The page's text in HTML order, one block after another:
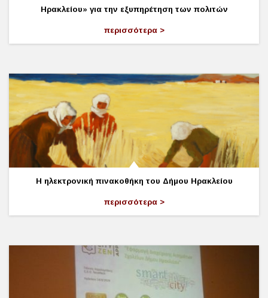
Ηρακλείου» για την εξυπηρέτηση των πολιτών
περισσότερα
Η ηλεκτρονική πινακοθήκη του Δήμου Ηρακλείου
περισσότερα